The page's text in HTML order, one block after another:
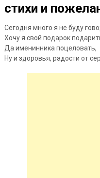
стихи и
Сегодня много я не буду
Хочу я свой подарок
Да именинника поцеловать,
Ну и здоровья, радости от